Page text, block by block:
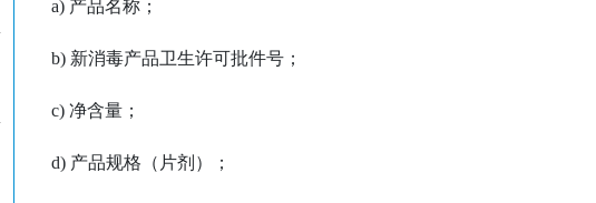
a) 产品名称；
b) 新消毒产品卫生许可批件号；
c) 净含量；
d) 产品规格（片剂）；